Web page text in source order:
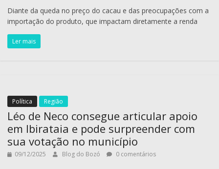
Diante da queda no preço do cacau e das preocupações com a
importação do produto, que impactam diretamente a renda
Ler mais
Política Região
Léo de Neco consegue articular apoio
em Ibirataia e pode surpreender com
sua votação no município
09/12/2025 Blog do Bozó 0 comentários